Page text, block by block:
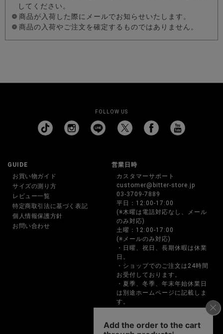
してください。
商品が入荷した際にメールでお知らせいたします。
商品の入荷やご注文を確定するものではありません。
FOLLOW US
GUIDE
お買い物ガイド
サイズの測り方
レビュー一覧
特定商取引法に基づく表記
個人情報保護方針
お問い合わせ
営業日時
カスタマーサポート
customer@bitter-store.jp
03-3709-7889
平日：12:00-17:00
(※木曜は電話対応なし、メール
のみ対応)
土曜：12:00-17:00
(※メールのみ対応)
・日曜、祝日、長期休暇は休業
日。
・ショップでのご注文は24時間
お受付しております。
・夏季、冬季、年末年始休業日
は別途ホームページに記載しま
す。
・お電話でのご注文、お問い合
なります。